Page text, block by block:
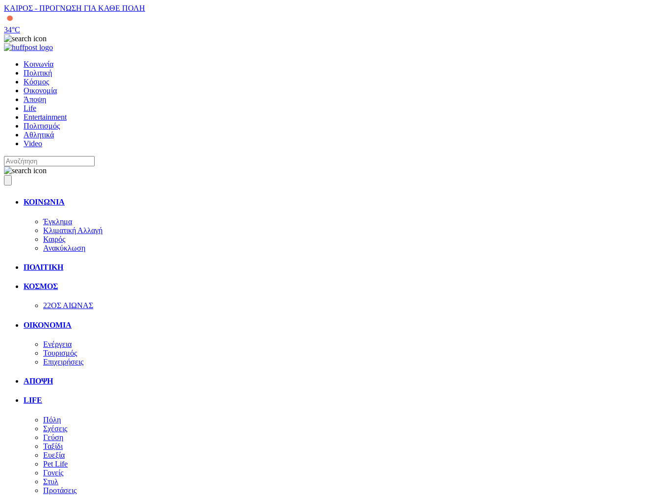
ΚΑΙΡΟΣ - ΠΡΟΓΝΩΣΗ ΓΙΑ ΚΑΘΕ ΠΟΛΗ
34°C
Κοινωνία
Πολιτική
Κόσμος
Οικονομία
Άποψη
Life
Entertainment
Πολιτισμός
Αθλητικά
Video
ΚΟΙΝΩΝΙΑ
Έγκλημα
Κλιματική Αλλαγή
Καιρός
Ανακύκλωση
ΠΟΛΙΤΙΚΗ
ΚΟΣΜΟΣ
22ΟΣ ΑΙΩΝΑΣ
ΟΙΚΟΝΟΜΙΑ
Ενέργεια
Τουρισμός
Επιχειρήσεις
ΑΠΟΨΗ
LIFE
Πόλη
Σχέσεις
Γεύση
Ταξίδι
Ευεξία
Pet Life
Γονείς
Στυλ
Προτάσεις